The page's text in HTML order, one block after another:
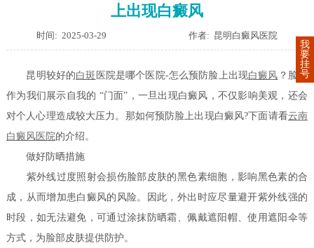
上出现白癜风
时间: 2025-03-29 作者: 昆明白癜风医院
昆明较好的白斑 医院是哪个医院-怎么预防脸上出现白癜风 ？脸部
作为我们展示自我的 “门面”，一旦出现白癜风，不仅影响美观，还会
对个人心理造成较大压力。那如何预防脸上出现白癜风?下面请看云南
白癜风医院的介绍。
做好防晒措施
紫外线过度照射会损伤脸部皮肤的黑色素细胞，影响黑色素的合
成，从而增加患白癜风的风险。因此，外出时应尽量避开紫外线强的
时段，如无法避免，可通过涂抹防晒霜、佩戴遮阳帽、使用遮阳伞等
方式，为脸部皮肤提供防护。
我
要
挂
号